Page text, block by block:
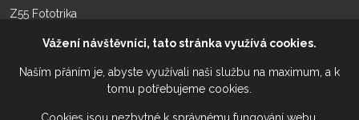
Z55 Fototrika
+420 777 274 701
Telefon:+420 777 228 941
Vážení návštěvníci, tato stránka využívá cookies.
Naším přáním je, abyste využívali naši službu na maximum, a k
tomu potřebujeme cookies.